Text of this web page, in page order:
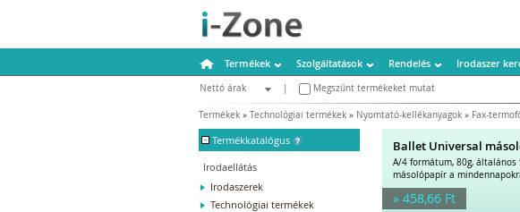
Termékek Szolgáltatások Rendelés Irodaszer
Nettó árak
Megszűnt termékeket mutat
Termékek » Technológiai termékek » Nyomtató-kellékanyagok » Fax-
- Termékkatalógus
Irodaellátás
Irodaszerek
Technológiai termékek
Ballet Universal
A/4 formátum, 80g, általános
másolópapír a
» 458,66 Ft